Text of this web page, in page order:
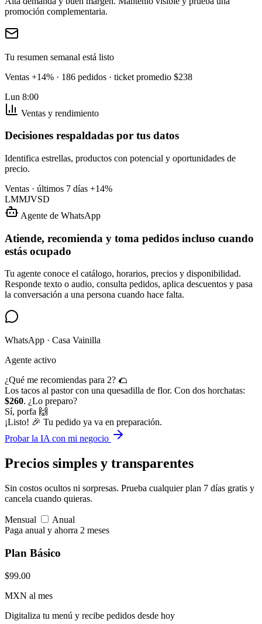
promoción complementaria.
Tu resumen semanal está listo
Ventas +14% · 186 pedidos · ticket promedio $238
Lun 8:00
Ventas y rendimiento
Decisiones respaldadas por tus datos
Identifica estrellas, productos con potencial y oportunidades de
precio.
Ventas · últimos 7 días +14%
LMMJVSD
Agente de WhatsApp
Atiende, recomienda y toma pedidos incluso cuando
estás ocupado
Tu agente conoce el catálogo, horarios, precios y disponibilidad.
Responde texto o audio, consulta pedidos, aplica descuentos y pasa
la conversación a una persona cuando hace falta.
WhatsApp · Casa Vainilla
Agente activo
¿Qué me recomiendas para 2? 🌮
Los tacos al pastor con una quesadilla de flor. Con dos horchatas:
$260. ¿Lo preparo?
Sí, porfa 🙌
¡Listo! 🎉 Tu pedido ya va en preparación.
Probar la IA con mi negocio
Precios simples y transparentes
Sin costos ocultos ni sorpresas. Prueba cualquier plan 7 días gratis y
cancela cuando quieras.
Mensual
Anual
Paga anual y ahorra 2 meses
Plan Básico
$99.00
MXN al mes
Digitaliza tu menú y recibe pedidos desde hoy